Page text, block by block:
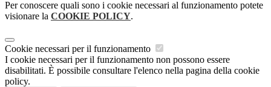
Per conoscere quali sono i cookie necessari al funzionamento potete
visionare la COOKIE POLICY.
Cookie necessari per il funzionamento
I cookie necessari per il funzionamento non possono essere
disabilitati. È possibile consultare l'elenco nella pagina della cookie
policy.